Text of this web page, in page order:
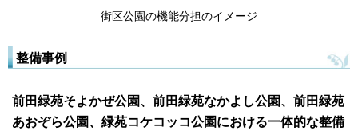
街区公園の機能分担のイメージ
整備事例
前田緑苑そよかぜ公園、前田緑苑なかよし公園、前田緑苑
あおぞら公園、緑苑コケコッコ公園における一体的な整備